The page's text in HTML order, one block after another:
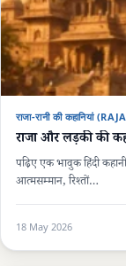
राजा-रानी की कहानियां
राजा और लड़की की
पढ़िए एक भावुक हिंदी
आत्मसम्मान, रिश्तों…
18 May 2026